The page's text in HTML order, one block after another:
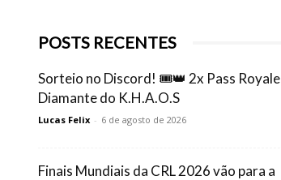
POSTS RECENTES
Sorteio no Discord! 🎟️👑 2x Pass Royale
Diamante do K.H.A.O.S
Lucas Felix - 6 de agosto de 2026
Finais Mundiais da CRL 2026 vão para a